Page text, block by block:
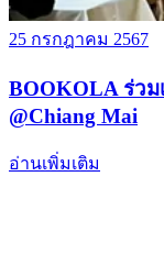
25 กรกฎาคม 2567
BOOKOLA ร่วม
@Chiang Mai
อ่านเพิ่มเติม